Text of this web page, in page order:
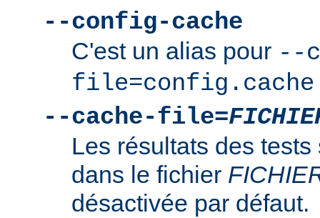
--config-cache
C'est un alias pour --
file=config.cache
--cache-file=
Les résultats des
dans le fichier
désactivée par défaut.